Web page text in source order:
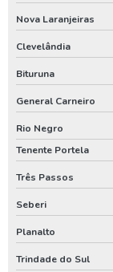
Limpeza de
Limpeza e
Limpeza e
Limpeza e
Limpeza e
Locadora de
Nova Laranjeiras
Clevelândia
Bituruna
General Carneiro
Rio Negro
Tenente Portela
Três Passos
Seberi
Planalto
Trindade do Sul